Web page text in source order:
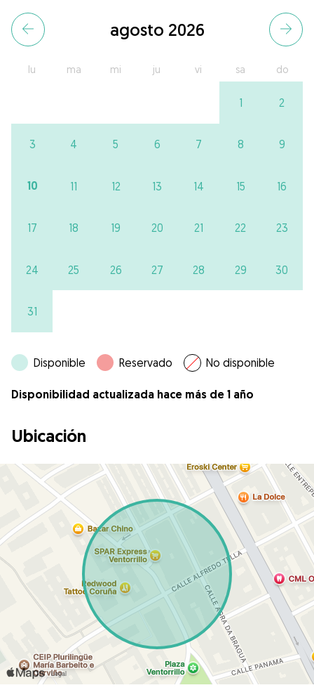
agosto 2026
lu ma mi ju vi sa do
1 2
3 4 5 6 7 8 9
10 11 12 13 14 15 16
17 18 19 20 21 22 23
24 25 26 27 28 29 30
31
Disponible Reservado No disponible
Disponibilidad actualizada hace más de 1 año
Ubicación